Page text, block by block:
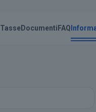
TasseDocumenti FAQ